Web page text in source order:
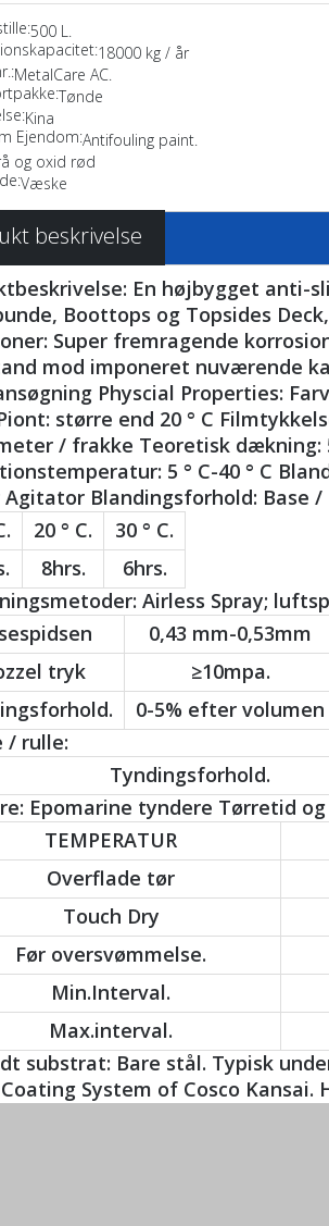
500 L.
18000 kg / år
MetalCare AC.
Tønde
Kina
Ejendom:Antifouling paint.
og oxid rød
Væske
beskrivelse
En højbygget anti-
Boottops og Topsides
Super fremragende
mod imponeret nuværende
Physcial Properties:
større end 20 ° C
/ frakke Teoretisk dækning:
5 ° C-40 ° C
Agitator Blandingsforhold: Base
20 ° C.
30 ° C.
8hrs.
6hrs.
Airless Spray;
0,43 mm-0,53mm
tryk
≥10mpa.
0-5% efter volumen
/ rulle:
Tyndingsforhold.
Epomarine tyndere Tørretid
TEMPERATUR
Overflade tør
Touch Dry
Før oversvømmelse.
Min.Interval.
Max.interval.
substrat: Bare stål. Typisk
System of Cosco Kansai.